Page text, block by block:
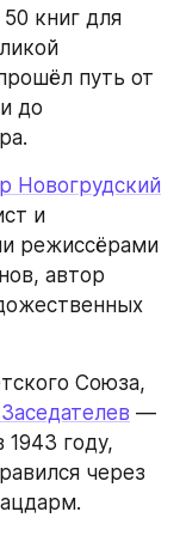
книг для
путь от
до
Новогрудский
и
режиссёрами
автор
Союза,
—
году,
через